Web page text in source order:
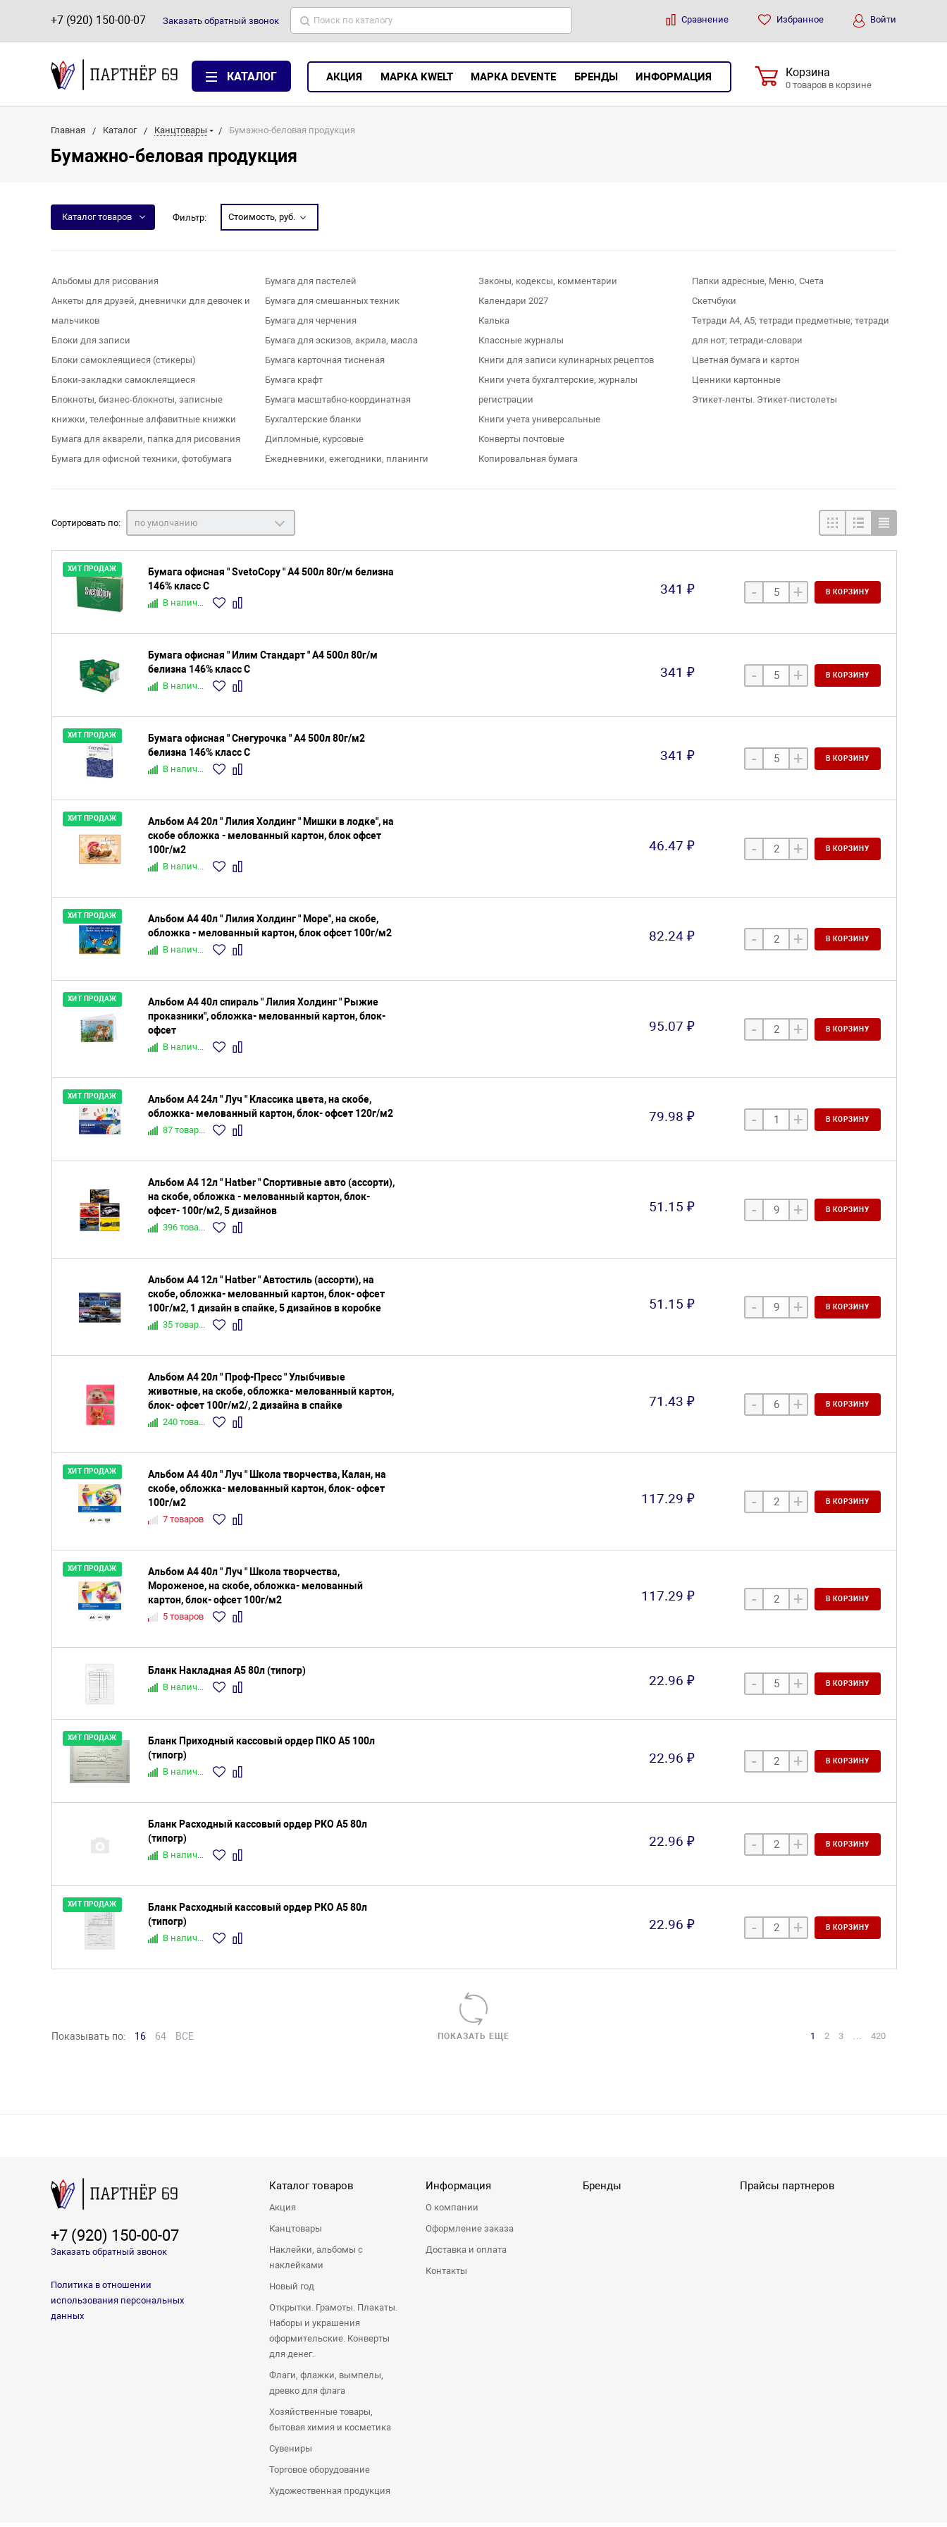
+7 (920) 150-00-07 Заказать обратный звонок Сравнение Избранное Войти
КАТАЛОГ АКЦИЯ МАРКА KWELT МАРКА DEVENTE БРЕНДЫ ИНФОРМАЦИЯ Корзина
0 товаров в корзине
Главная Каталог Канцтовары Бумажно-беловая продукция
Бумажно-беловая продукция
Каталог товаров Фильтр: Стоимость, руб.
Альбомы для рисования
Анкеты для друзей, дневнички для девочек и
мальчиков
Блоки для записи
Блоки самоклеящиеся (стикеры)
Блоки-закладки самоклеящиеся
Блокноты, бизнес-блокноты, записные
книжки, телефонные алфавитные книжки
Бумага для акварели, папка для рисования
Бумага для офисной техники, фотобумага
Бумага для пастелей
Бумага для смешанных техник
Бумага для черчения
Бумага для эскизов, акрила, масла
Бумага карточная тисненая
Бумага крафт
Бумага масштабно-координатная
Бухгалтерские бланки
Дипломные, курсовые
Ежедневники, ежегодники, планинги
Законы, кодексы, комментарии
Календари 2027
Калька
Классные журналы
Книги для записи кулинарных рецептов
Книги учета бухгалтерские, журналы
регистрации
Книги учета универсальные
Конверты почтовые
Копировальная бумага
Папки адресные, Меню, Счета
Скетчбуки
Тетради А4, А5; тетради предметные; тетради
для нот; тетради-словари
Цветная бумага и картон
Ценники картонные
Этикет-ленты. Этикет-пистолеты
Сортировать по: по умолчанию
ХИТ ПРОДАЖ
Бумага офисная " SvetoCopy " А4 500л 80г/м белизна
146% класс С
В наличии
341 ₽ - + В КОРЗИНУ
Бумага офисная " Илим Стандарт " А4 500л 80г/м
белизна 146% класс С
В наличии
341 ₽ - + В КОРЗИНУ
ХИТ ПРОДАЖ
Бумага офисная " Снегурочка " А4 500л 80г/м2
белизна 146% класс С
В наличии
341 ₽ - + В КОРЗИНУ
ХИТ ПРОДАЖ
Альбом А4 20л " Лилия Холдинг " Мишки в лодке", на
скобе обложка - мелованный картон, блок офсет
100г/м2
В наличии
46.47 ₽ - + В КОРЗИНУ
ХИТ ПРОДАЖ
Альбом А4 40л " Лилия Холдинг " Море", на скобе,
обложка - мелованный картон, блок офсет 100г/м2
В наличии
82.24 ₽ - + В КОРЗИНУ
ХИТ ПРОДАЖ
Альбом А4 40л спираль " Лилия Холдинг " Рыжие
проказники", обложка- мелованный картон, блок-
офсет
В наличии
95.07 ₽ - + В КОРЗИНУ
ХИТ ПРОДАЖ
Альбом А4 24л " Луч " Классика цвета, на скобе,
обложка- мелованный картон, блок- офсет 120г/м2
87 товаров
79.98 ₽ - + В КОРЗИНУ
Альбом А4 12л " Hatber " Спортивные авто (ассорти),
на скобе, обложка - мелованный картон, блок-
офсет- 100г/м2, 5 дизайнов
396 товаров
51.15 ₽ - + В КОРЗИНУ
Альбом А4 12л " Hatber " Автостиль (ассорти), на
скобе, обложка- мелованный картон, блок- офсет
100г/м2, 1 дизайн в спайке, 5 дизайнов в коробке
35 товаров
51.15 ₽ - + В КОРЗИНУ
Альбом А4 20л " Проф-Пресс " Улыбчивые
животные, на скобе, обложка- мелованный картон,
блок- офсет 100г/м2/, 2 дизайна в спайке
240 товаров
71.43 ₽ - + В КОРЗИНУ
ХИТ ПРОДАЖ
Альбом А4 40л " Луч " Школа творчества, Калан, на
скобе, обложка- мелованный картон, блок- офсет
100г/м2
7 товаров
117.29 ₽ - + В КОРЗИНУ
ХИТ ПРОДАЖ
Альбом А4 40л " Луч " Школа творчества,
Мороженое, на скобе, обложка- мелованный
картон, блок- офсет 100г/м2
5 товаров
117.29 ₽ - + В КОРЗИНУ
Бланк Накладная А5 80л (типогр)
В наличии 22.96 ₽ - + В КОРЗИНУ
ХИТ ПРОДАЖ
Бланк Приходный кассовый ордер ПКО А5 100л
(типогр)
В наличии
22.96 ₽ - + В КОРЗИНУ
Бланк Расходный кассовый ордер РКО А5 80л
(типогр)
В наличии
22.96 ₽ - + В КОРЗИНУ
ХИТ ПРОДАЖ
Бланк Расходный кассовый ордер РКО А5 80л
(типогр)
В наличии
22.96 ₽ - + В КОРЗИНУ
Показывать по: 16 64 ВСЕ ПОКАЗАТЬ ЕЩЕ 1 2 3 … 420
+7 (920) 150-00-07
Заказать обратный звонок
Политика в отношении
использования персональных
данных
Каталог товаров
Акция
Канцтовары
Наклейки, альбомы с
наклейками
Новый год
Открытки. Грамоты. Плакаты.
Наборы и украшения
оформительские. Конверты
для денег.
Флаги, флажки, вымпелы,
древко для флага
Хозяйственные товары,
бытовая химия и косметика
Сувениры
Торговое оборудование
Художественная продукция
Информация
О компании
Оформление заказа
Доставка и оплата
Контакты
Бренды Прайсы партнеров